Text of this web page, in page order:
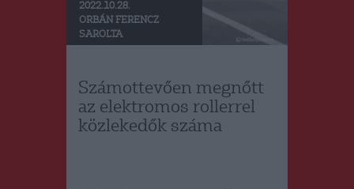
2022.10.28.
ORBÁN FERENCZ
SAROLTA
Számottevően megnőtt
az elektromos rollerrel
közlekedők száma